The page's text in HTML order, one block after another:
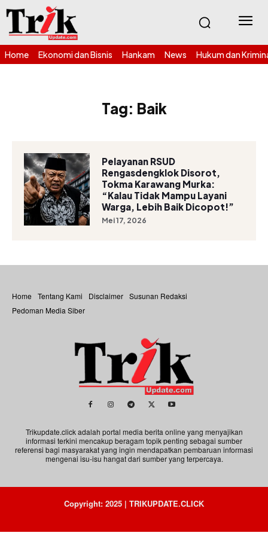
Home Ekonomi dan Bisnis Hankam News Hukum dan
Tag: Baik
Pelayanan RSUD
Rengasdengklok Disorot,
Tokma Karawang Murka:
“Kalau Tidak Mampu Layani
Warga, Lebih Baik Dicopot!”
Mei 17, 2026
Home Tentang Kami Disclaimer Susunan Redaksi
Pedoman Media Siber
Trikupdate.click adalah portal media berita online yang menyajikan
informasi terkini mencakup beragam topik penting sebagai sumber
referensi bagi masyarakat yang ingin mendapatkan pembaruan informasi
mengenai isu-isu hangat dari sumber yang terpercaya.
Copyright: 2025 | TRIKUPDATE.CLICK